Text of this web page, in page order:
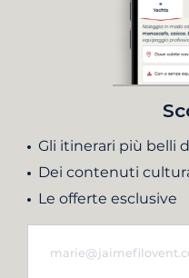
Gli itinerari più belli
Dei contenuti
Le offerte esclusive